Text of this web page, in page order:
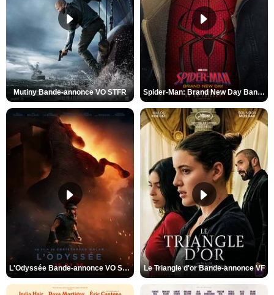
Mutiny Bande-annonce VO STFR Spider-Man: Brand New Day Bande-annonce VO STFR
L'Odyssée Bande-annonce VO STFR Le Triangle d'or Bande-annonce VF